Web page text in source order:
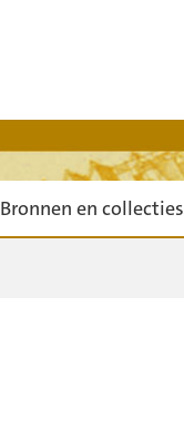
Bronnen en collecties